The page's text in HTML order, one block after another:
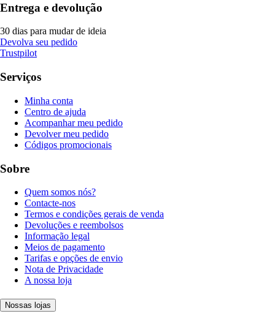
Entrega e devolução
30 dias para mudar de ideia
Devolva seu pedido
Trustpilot
Serviços
Minha conta
Centro de ajuda
Acompanhar meu pedido
Devolver meu pedido
Códigos promocionais
Sobre
Quem somos nós?
Contacte-nos
Termos e condições gerais de venda
Devoluções e reembolsos
Informação legal
Meios de pagamento
Tarifas e opções de envio
Nota de Privacidade
A nossa loja
Nossas lojas